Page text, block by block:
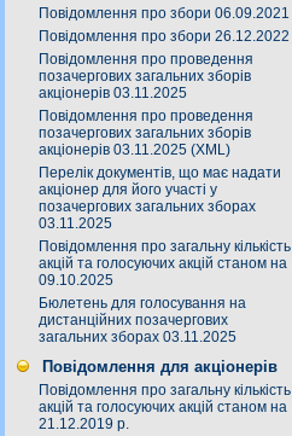
Повідомлення про збори 06.09.2021
Повідомлення про збори 26.12.2022
Повідомлення про проведення
позачергових загальних зборів
акціонерів 03.11.2025
Повідомлення про проведення
позачергових загальних зборів
акціонерів 03.11.2025 (XML)
Перелік документів, що має надати
акціонер для його участі у
позачергових загальних зборах
03.11.2025
Повідомлення про загальну кількість
акцій та голосуючих акцій станом на
09.10.2025
Бюлетень для голосування на
дистанційних позачергових
загальних зборах 03.11.2025
Повідомлення для акціонерів
Повідомлення про загальну кількість
акцій та голосуючих акцій станом на
21.12.2019 р.